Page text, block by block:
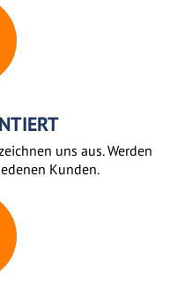
uns aus. Werden
Kunden.